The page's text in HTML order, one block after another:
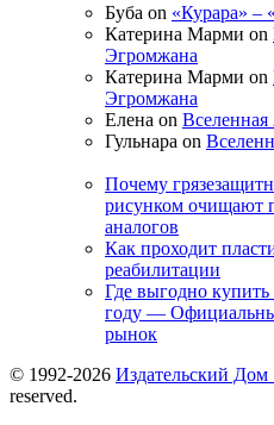
Буба on «Курара»
Катерина Марми on
Эгромжана
Катерина Марми on
Эгромжана
Елена on
Гульнара on
Почему
рисунком очищают
аналогов
Как проходит
реабилитации
Где выгодно
году —
рынок
© 1992-2026 Издательский
reserved.